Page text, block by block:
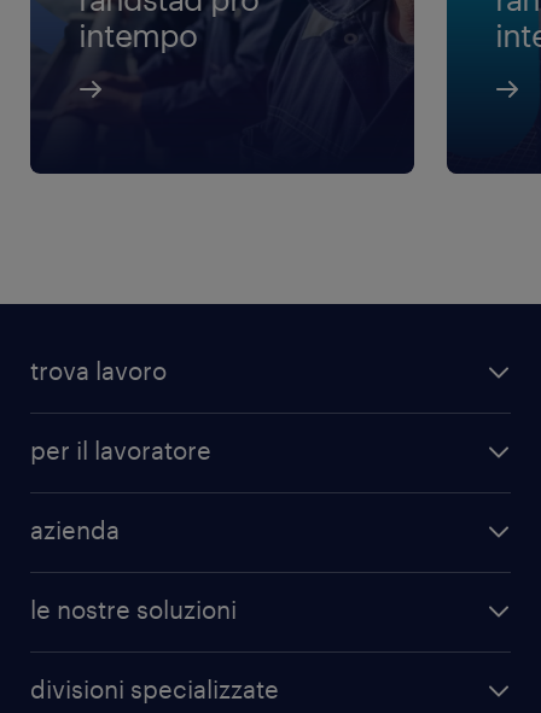
intempo
trova lavoro
per il lavoratore
azienda
le nostre soluzioni
divisioni specializzate